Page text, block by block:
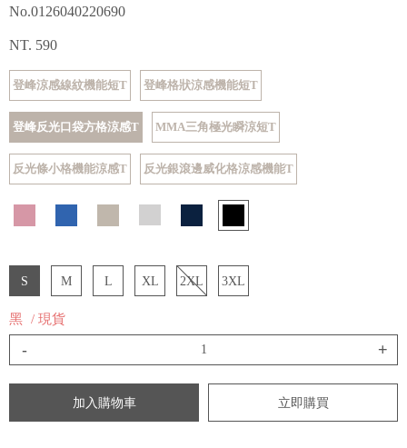
No.0126040220690
NT. 590
登峰涼感線紋機能短T 登峰格狀涼感機能短T
登峰反光口袋方格涼感T MMA三角極光瞬涼短T
反光條小格機能涼感T 反光銀滾邊威化格涼感機能T
S M L XL 2XL 3XL
黑 / 現貨
- +
加入購物車 立即購買